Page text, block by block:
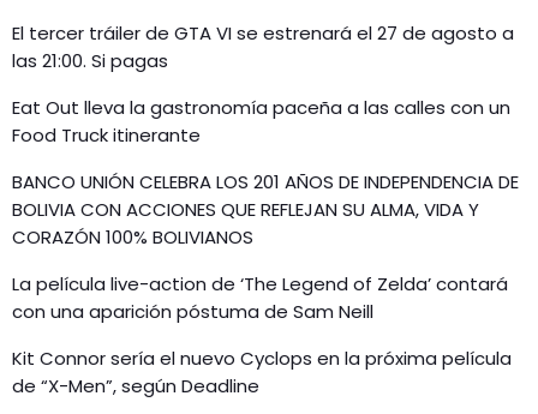
El tercer tráiler de GTA VI se estrenará el 27 de agosto a
las 21:00. Si pagas
Eat Out lleva la gastronomía paceña a las calles con un
Food Truck itinerante
BANCO UNIÓN CELEBRA LOS 201 AÑOS DE INDEPENDENCIA DE
BOLIVIA CON ACCIONES QUE REFLEJAN SU ALMA, VIDA Y
CORAZÓN 100% BOLIVIANOS
La película live-action de ‘The Legend of Zelda’ contará
con una aparición póstuma de Sam Neill
Kit Connor sería el nuevo Cyclops en la próxima película
de “X-Men”, según Deadline